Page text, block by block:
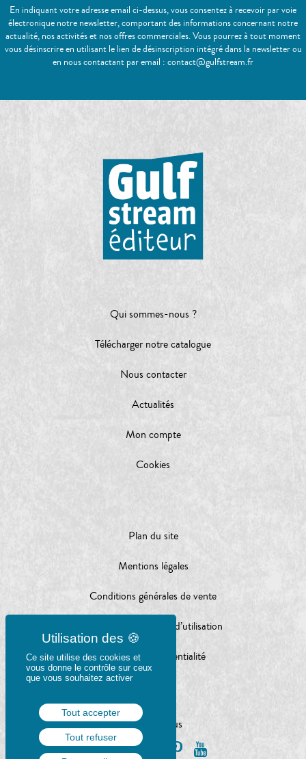
En indiquant votre adresse email ci-dessus, vous consentez à recevoir par voie
électronique notre newsletter, comportant des informations concernant notre
actualité, nos activités et nos offres commerciales. Vous pourrez à tout moment
vous désinscrire en utilisant le lien de désinscription intégré dans la newsletter ou
en nous contactant par email : contact@gulfstream.fr
Qui sommes-nous ?
Télécharger notre catalogue
Nous contacter
Actualités
Mon compte
Cookies
Plan du site
Mentions légales
Conditions générales de vente
Conditions générales d’utilisation
Charte de confidentialité
Suivez-nous
Ce site utilise des cookies et
vous donne le contrôle sur ceux
que vous souhaitez activer
Tout accepter
Tout refuser